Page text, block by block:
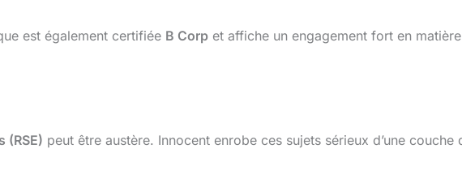
est également certifiée B Corp et affiche un engagement fort en
(RSE) peut être austère. Innocent enrobe ces sujets sérieux d’une couche